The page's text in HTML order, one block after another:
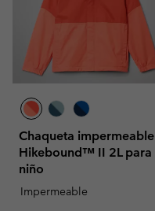
Chaqueta impermeable
Hikebound™ II 2L para
niño
Impermeable